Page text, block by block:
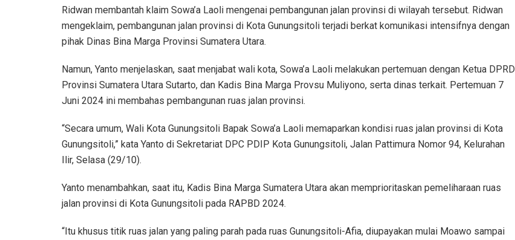
Ridwan membantah klaim Sowa’a Laoli mengenai pembangunan jalan provinsi di wilayah tersebut. Ridwan
mengeklaim, pembangunan jalan provinsi di Kota Gunungsitoli terjadi berkat komunikasi intensifnya dengan
pihak Dinas Bina Marga Provinsi Sumatera Utara.
Namun, Yanto menjelaskan, saat menjabat wali kota, Sowa’a Laoli melakukan pertemuan dengan Ketua DPRD
Provinsi Sumatera Utara Sutarto, dan Kadis Bina Marga Provsu Muliyono, serta dinas terkait. Pertemuan 7
Juni 2024 ini membahas pembangunan ruas jalan provinsi.
“Secara umum, Wali Kota Gunungsitoli Bapak Sowa’a Laoli memaparkan kondisi ruas jalan provinsi di Kota
Gunungsitoli,” kata Yanto di Sekretariat DPC PDIP Kota Gunungsitoli, Jalan Pattimura Nomor 94, Kelurahan
Ilir, Selasa (29/10).
Yanto menambahkan, saat itu, Kadis Bina Marga Sumatera Utara akan memprioritaskan pemeliharaan ruas
jalan provinsi di Kota Gunungsitoli pada RAPBD 2024.
“Itu khusus titik ruas jalan yang paling parah pada ruas Gunungsitoli-Afia, diupayakan mulai Moawo sampai